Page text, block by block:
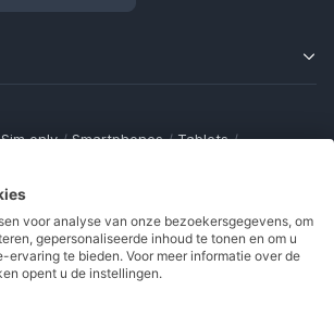
Sim only / Smartphones / Tablets /
Opladers
/ Robuuste telefoons /
Waterdichte telefoons / Refurbished
voor analyse van onze bezoekersgegevens, om
gepersonaliseerde inhoud te tonen en om u
ervaring te bieden. Voor meer informatie over de
opent u de instellingen.